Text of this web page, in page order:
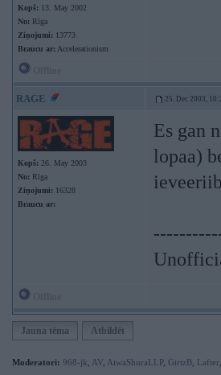
Kopš: 13. May 2002
No: Rīga
Ziņojumi: 13773
Braucu ar: Accelerationism
RAGE 25. Dec 2003,
Kopš: 26. May 2003
No: Rīga
Ziņojumi: 16328
Braucu ar:
Es gan
lopaa)
Jauna tēma Atbildēt
Moderatori: 968-jk AV AiwaShuraLLP, GirtzB Lafter